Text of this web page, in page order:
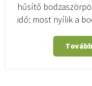
hűsítő
idő: most nyílik a